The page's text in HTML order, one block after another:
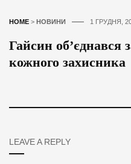
HOME > НОВИНИ 1 ГРУДНЯ,
Гайсин об’єднався
кожного захисника
LEAVE A REPLY